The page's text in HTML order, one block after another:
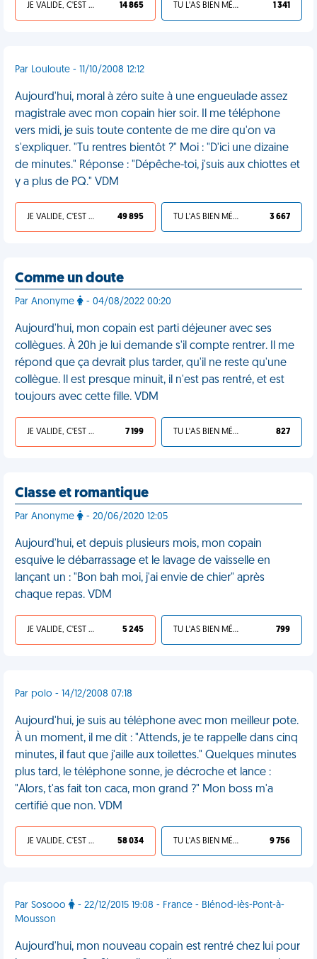
JE VALIDE, C'EST UNE VDM 14 865 TU L'AS BIEN MÉRITÉ 1 341
Par Louloute - 11/10/2008 12:12
Aujourd'hui, moral à zéro suite à une engueulade assez
magistrale avec mon copain hier soir. Il me téléphone
vers midi, je suis toute contente de me dire qu'on va
s'expliquer. "Tu rentres bientôt ?" Moi : "D'ici une dizaine
de minutes." Réponse : "Dépêche-toi, j'suis aux chiottes et
y a plus de PQ." VDM
JE VALIDE, C'EST UNE VDM 49 895 TU L'AS BIEN MÉRITÉ 3 667
Comme un doute
Par Anonyme - 04/08/2022 00:20
Aujourd'hui, mon copain est parti déjeuner avec ses
collègues. À 20h je lui demande s'il compte rentrer. Il me
répond que ça devrait plus tarder, qu'il ne reste qu'une
collègue. Il est presque minuit, il n'est pas rentré, et est
toujours avec cette fille. VDM
JE VALIDE, C'EST UNE VDM 7 199 TU L'AS BIEN MÉRITÉ 827
Classe et romantique
Par Anonyme - 20/06/2020 12:05
Aujourd'hui, et depuis plusieurs mois, mon copain
esquive le débarrassage et le lavage de vaisselle en
lançant un : "Bon bah moi, j'ai envie de chier" après
chaque repas. VDM
JE VALIDE, C'EST UNE VDM 5 245 TU L'AS BIEN MÉRITÉ 799
Par polo - 14/12/2008 07:18
Aujourd'hui, je suis au téléphone avec mon meilleur pote.
À un moment, il me dit : "Attends, je te rappelle dans cinq
minutes, il faut que j'aille aux toilettes." Quelques minutes
plus tard, le téléphone sonne, je décroche et lance :
"Alors, t'as fait ton caca, mon grand ?" Mon boss m'a
certifié que non. VDM
JE VALIDE, C'EST UNE VDM 58 034 TU L'AS BIEN MÉRITÉ 9 756
Par Sosooo
- 22/12/2015 19:08 - France - Blénod-lès-Pont-à-
Mousson
Aujourd'hui, mon nouveau copain est rentré chez lui pour